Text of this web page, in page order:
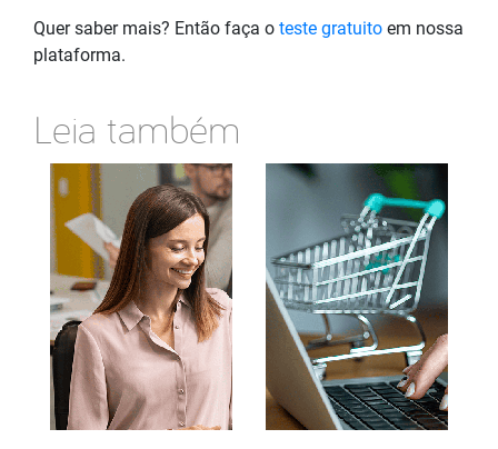
Quer saber mais? Então faça o teste gratuito em nossa
plataforma.
Leia também